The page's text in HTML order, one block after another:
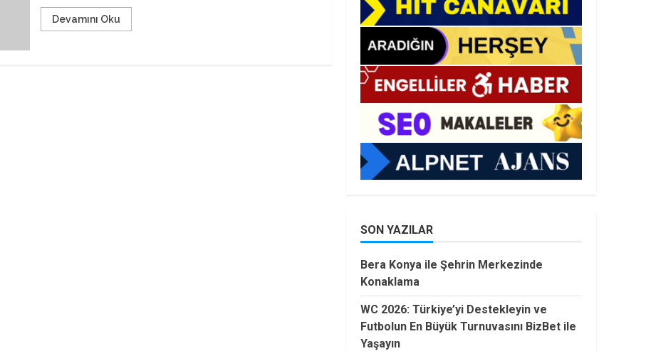
Devamını Oku
SON YAZILAR
Bera Konya ile Şehrin Merkezinde
Konaklama
WC 2026: Türkiye’yi Destekleyin ve
Futbolun En Büyük Turnuvasını BizBet ile
Yaşayın